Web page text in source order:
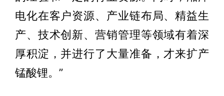
电化在客户资源、产业链布局、精益生
产、技术创新、营销管理等领域有着深
厚积淀，并进行了大量准备，才来扩产
锰酸锂。”